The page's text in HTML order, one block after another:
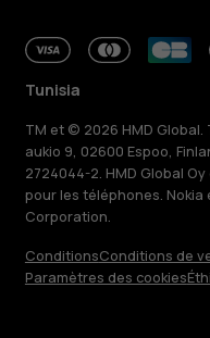
Tunisia
TM et © 2026 HMD
aukio 9, 02600 Espoo,
2724044-2. HMD Global
pour les téléphones. Nokia
Corporation.
ConditionsConditions de
Paramètres des cookies